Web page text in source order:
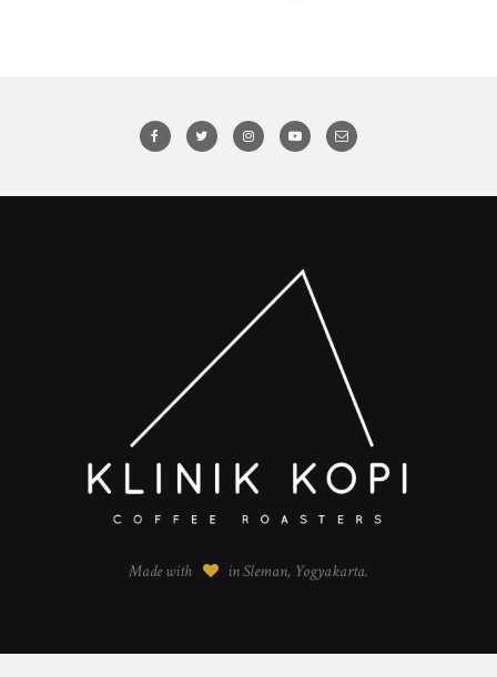
Made with in Sleman, Yogyakarta.